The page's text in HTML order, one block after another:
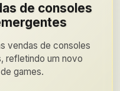
de consoles
vendas de consoles
refletindo um novo
games.